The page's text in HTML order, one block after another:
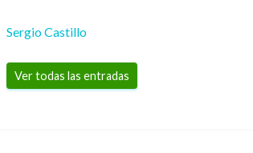
Sergio Castillo
Ver todas las entradas